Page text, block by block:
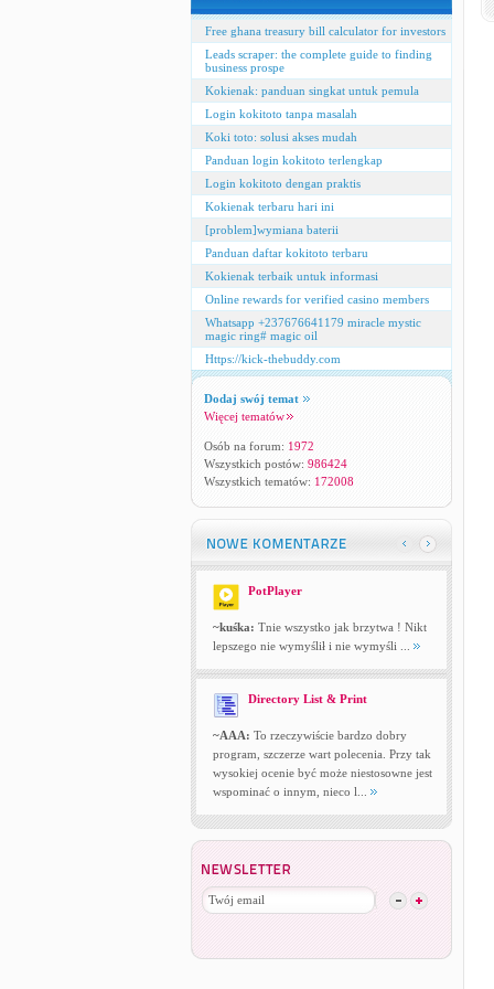
Free ghana treasury bill calculator for investors
Leads scraper: the complete guide to finding
business prospe
Kokienak: panduan singkat untuk pemula
Login kokitoto tanpa masalah
Koki toto: solusi akses mudah
Panduan login kokitoto terlengkap
Login kokitoto dengan praktis
Kokienak terbaru hari ini
[problem]wymiana baterii
Panduan daftar kokitoto terbaru
Kokienak terbaik untuk informasi
Online rewards for verified casino members
Whatsapp +237676641179 miracle mystic
magic ring# magic oil
Https://kick-thebuddy.com
Dodaj swój temat
Więcej tematów
Osób na forum: 1972
Wszystkich postów: 986424
Wszystkich tematów: 172008
PotPlayer
~kuśka: Tnie wszystko jak brzytwa ! Nikt
lepszego nie wymyślił i nie wymyśli ...
Directory List & Print
~AAA: To rzeczywiście bardzo dobry
program, szczerze wart polecenia. Przy tak
wysokiej ocenie być może niestosowne jest
wspominać o innym, nieco l...